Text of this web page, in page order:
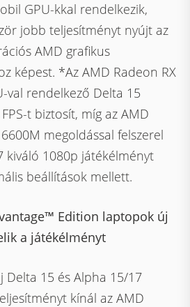
GPU-kkal rendelkezik,
jobb teljesítményt nyújt az
AMD grafikus
képest. *Az AMD Radeon RX
val rendelkező Delta 15
t biztosít, míg az AMD
megoldással felszerel
kiváló 1080p játékélményt
beállítások mellett.
Edition laptopok új
a játékélményt
Delta 15 és Alpha 15/17
kínál az AMD